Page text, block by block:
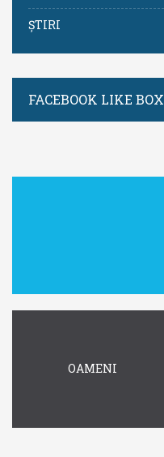
ȘTIRI
FACEBOOK LIKE BOX
OAMENI